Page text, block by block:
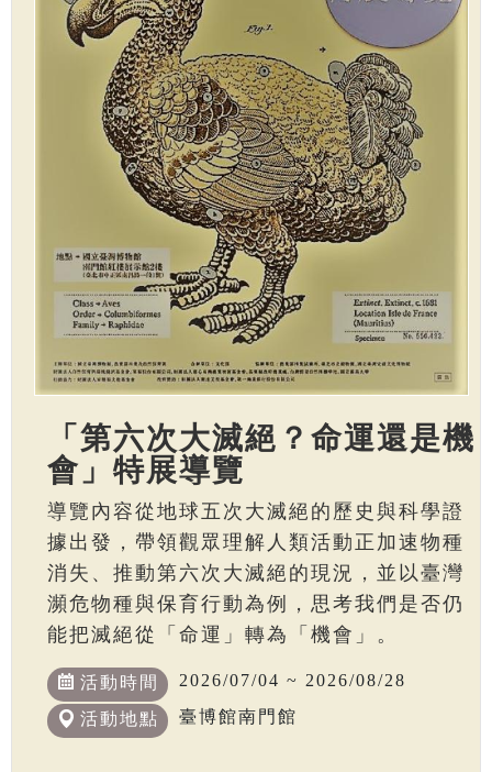
「第六次大滅絕？命運還是機
會」特展導覽
導覽內容從地球五次大滅絕的歷史與科學證
據出發，帶領觀眾理解人類活動正加速物種
消失、推動第六次大滅絕的現況，並以臺灣
瀕危物種與保育行動為例，思考我們是否仍
能把滅絕從「命運」轉為「機會」。
活動時間 2026/07/04 ~ 2026/08/28
活動地點 臺博館南門館